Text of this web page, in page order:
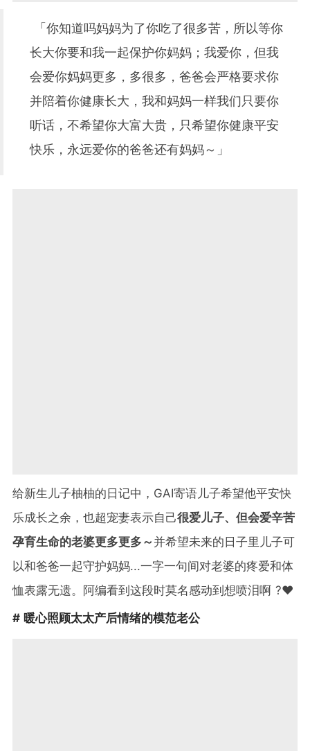
「你知道吗妈妈为了你吃了很多苦，所以等你
长大你要和我一起保护你妈妈；我爱你，但我
会爱你妈妈更多，多很多，爸爸会严格要求你
并陪着你健康长大，我和妈妈一样我们只要你
听话，不希望你大富大贵，只希望你健康平安
快乐，永远爱你的爸爸还有妈妈～」
给新生儿子柚柚的日记中，GAI寄语儿子希望他平安快
乐成长之余，也超宠妻表示自己很爱儿子、但会爱辛苦
孕育生命的老婆更多更多～ 并希望未来的日子里儿子可
以和爸爸一起守护妈妈...一字一句间对老婆的疼爱和体
恤表露无遗。阿编看到这段时莫名感动到想喷泪啊 ?❤️
# 暖心照顾太太产后情绪的模范老公